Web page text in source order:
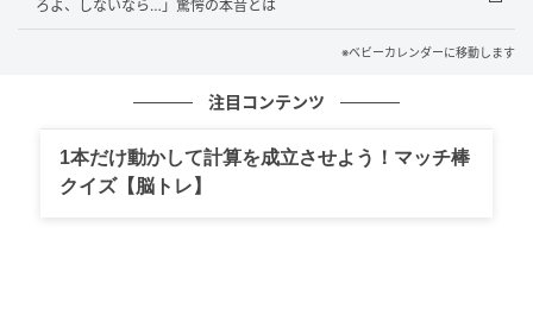
手のひら返しの元カノを一蹴！
肩書きが大好きな元カノは、私の名刺を見るなり目の
とりになった隙を狙い、「あのときは若くて間違えち
ゃったの。私、ずっとあなたのことが忘れられなく
ろよ、しないなら…」驚愕の本音とは
※ベビーカレンダーに移動します
注目コンテンツ
1本だけ動かして計算を成立させよう！マッチ棒
クイズ【脳トレ】